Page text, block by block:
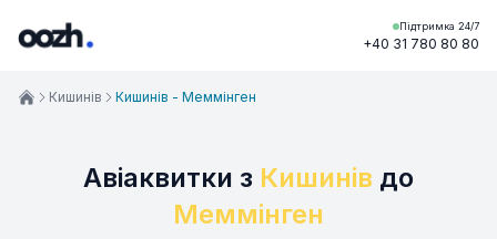
Підтримка 24/7
+40 31 780 80 80
Авіаквитки з Кишинів до
Меммінген
Кишинів Кишинів - Меммінген